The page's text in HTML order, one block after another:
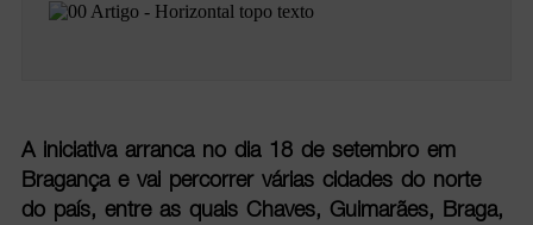
A iniciativa arranca no dia 18 de setembro em
Bragança e vai percorrer várias cidades do norte
do país, entre as quais Chaves, Guimarães, Braga,